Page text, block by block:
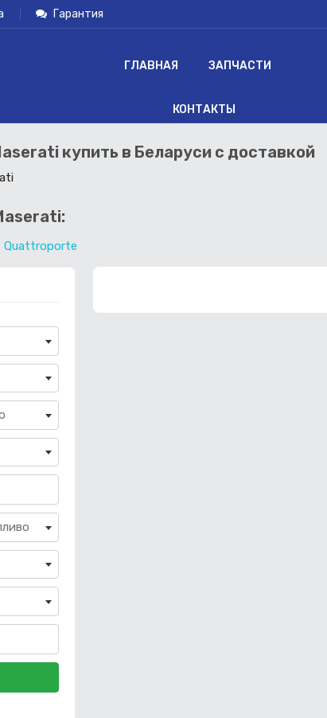
Гарантия
ГЛАВНАЯ ЗАПЧАСТИ
КОНТАКТЫ
купить в Беларуси с доставкой
Quattroporte
×